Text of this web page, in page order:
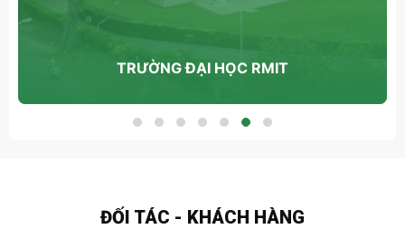
TRƯỜNG ĐẠI HỌC RMIT
ĐỐI TÁC - KHÁCH HÀNG